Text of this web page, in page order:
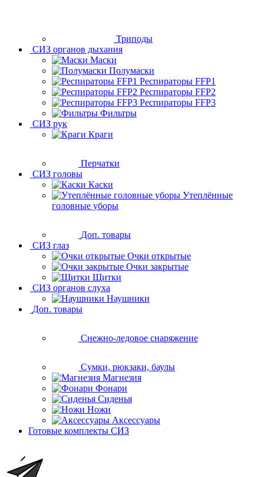
Триподы
СИЗ органов дыхания
Маски
Полумаски
Респираторы FFP1
Респираторы FFP2
Респираторы FFP3
Фильтры
СИЗ рук
Краги
Перчатки
СИЗ головы
Каски
Утеплённые
головные уборы
Доп. товары
СИЗ глаз
Очки открытые
Очки закрытые
Щитки
СИЗ органов слуха
Наушники
Доп. товары
Снежно-ледовое снаряжение
Сумки, рюкзаки, баулы
Магнезия
Фонари
Сиденья
Ножи
Аксессуары
Готовые комплекты СИЗ